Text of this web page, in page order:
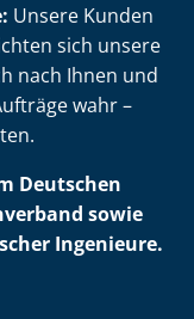
Unsere Kunden
sich unsere
nach Ihnen und
wahr –
Deutschen
sowie
Ingenieure.